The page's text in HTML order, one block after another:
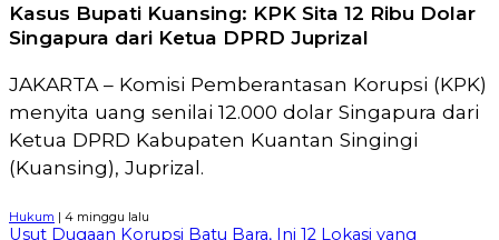
Kasus Bupati Kuansing: KPK Sita 12 Ribu Dolar
Singapura dari Ketua DPRD Juprizal
JAKARTA – Komisi Pemberantasan Korupsi (KPK)
menyita uang senilai 12.000 dolar Singapura dari
Ketua DPRD Kabupaten Kuantan Singingi
(Kuansing), Juprizal.
Hukum | 4 minggu lalu
Usut Dugaan Korupsi Batu Bara, Ini 12 Lokasi yang